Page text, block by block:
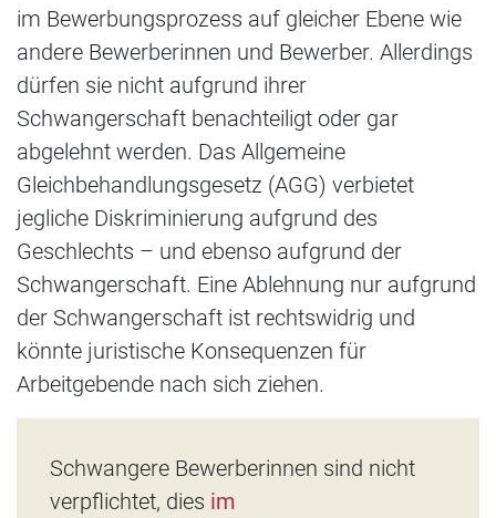
im Bewerbungsprozess auf gleicher Ebene wie
andere Bewerberinnen und Bewerber. Allerdings
dürfen sie nicht aufgrund ihrer
Schwangerschaft benachteiligt oder gar
abgelehnt werden. Das Allgemeine
Gleichbehandlungsgesetz (AGG) verbietet
jegliche Diskriminierung aufgrund des
Geschlechts – und ebenso aufgrund der
Schwangerschaft. Eine Ablehnung nur aufgrund
der Schwangerschaft ist rechtswidrig und
könnte juristische Konsequenzen für
Arbeitgebende nach sich ziehen.
Schwangere Bewerberinnen sind nicht
verpflichtet, dies im